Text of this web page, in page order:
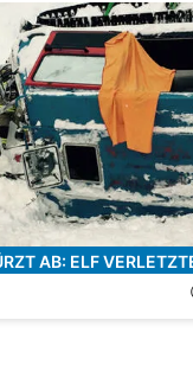
AB: ELF